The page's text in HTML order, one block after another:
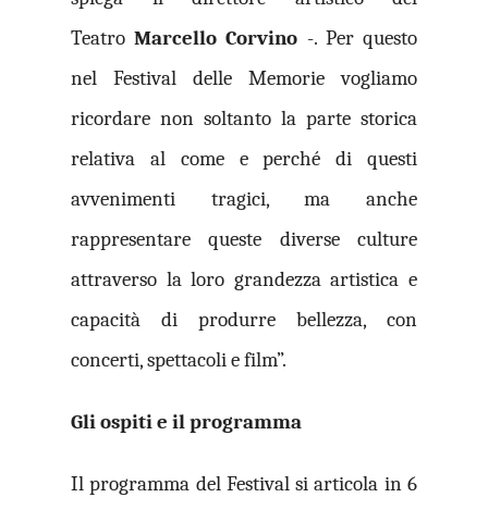
TeatroMarcello Corvino -. Per questo
nel Festival delle Memorie vogliamo
ricordare non soltanto la parte storica
relativa al come e perché di questi
avvenimenti tragici, ma anche
rappresentare queste diverse culture
attraverso la loro grandezza artistica e
capacità di produrre bellezza, con
concerti, spettacoli e film”.
Gli ospiti e il programma
Il programma del Festival si articola in 6